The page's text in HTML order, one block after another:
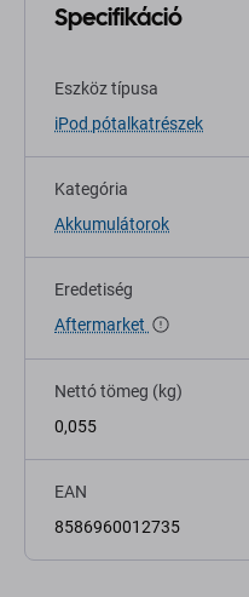
Specifikáció
Eszköz típusa
iPod pótalkatrészek
Kategória
Akkumulátorok
Eredetiség
Aftermarket
Nettó tömeg (kg)
0,055
EAN
8586960012735